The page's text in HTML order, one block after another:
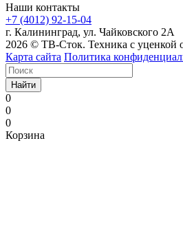
Наши контакты
+7 (4012) 92-15-04
г. Калининград, ул. Чайковского 2А
2026 © ТВ-Сток. Техника с уценкой
Карта сайта Политика
Найти
0
0
0
Корзина